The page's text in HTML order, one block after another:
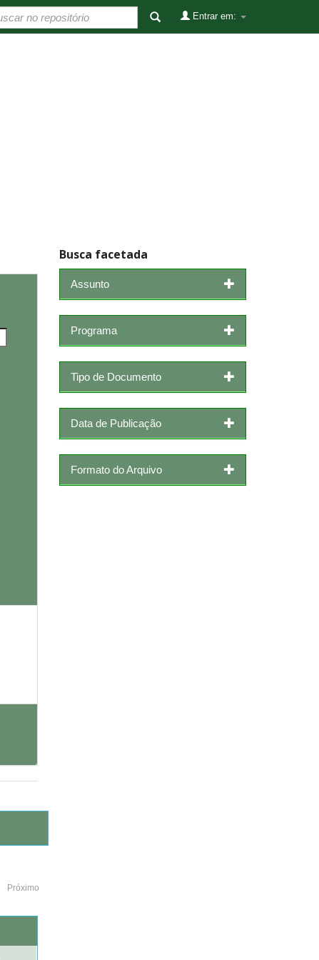
Entrar em:
Próximo
Busca facetada
Assunto
Programa
Tipo de Documento
Data de Publicação
Formato do Arquivo